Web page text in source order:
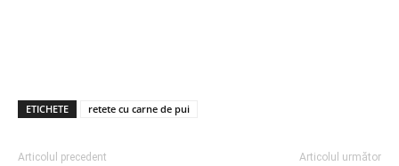
ETICHETE retete cu carne de pui
Articolul precedent Articolul următor